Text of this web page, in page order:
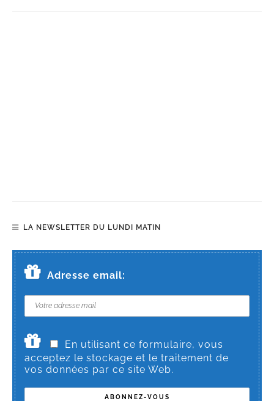
LA NEWSLETTER DU LUNDI MATIN
Adresse email:
En utilisant ce formulaire, vous
acceptez le stockage et le traitement de
vos données par ce site Web.